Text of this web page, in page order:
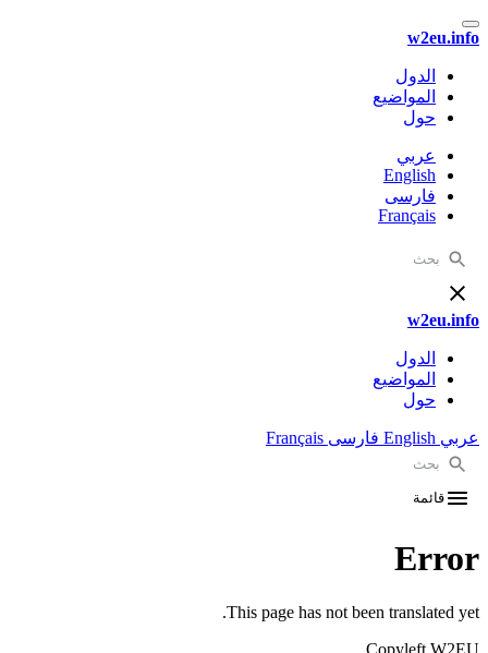
w2eu.info
الدول
المواضيع
حول
عربي
English
فارسی
Français
w2eu.info
الدول
المواضيع
حول
عربي English فارسی Français
قائمة
Error
This page has not been translated yet.
Copyleft W2EU